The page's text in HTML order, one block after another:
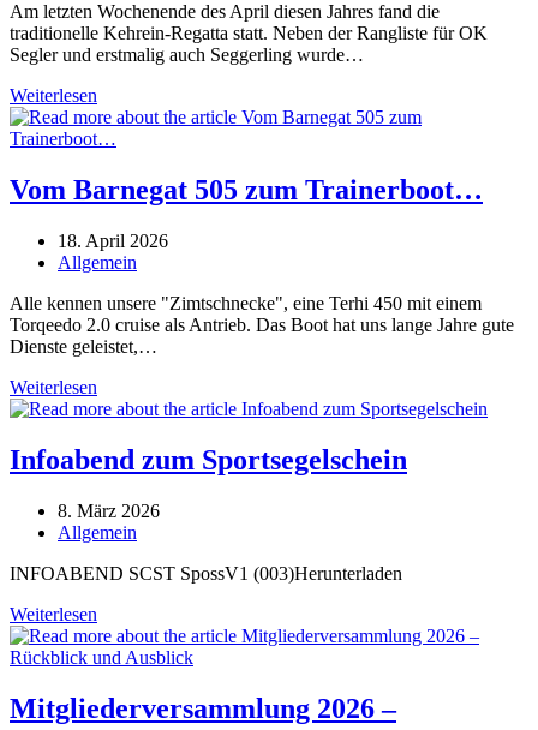
Am letzten Wochenende des April diesen Jahres fand die
traditionelle Kehrein-Regatta statt. Neben der Rangliste für OK
Segler und erstmalig auch Seggerling wurde…
Weiterlesen
Regatta
–
Vom Barnegat 505 zum Trainerboot…
Beitrag
veröffentlicht:
18. April 2026
Beitrags-
Allgemein
Alle kennen unsere "Zimtschnecke", eine Terhi 450 mit einem
Torqeedo 2.0 cruise als Antrieb. Das Boot hat uns lange Jahre gute
Dienste geleistet,…
Weiterlesen
Barnegat
zum
Trainerboot…
Infoabend zum Sportsegelschein
Beitrag
veröffentlicht:
8. März 2026
Beitrags-
Allgemein
INFOABEND SCST SpossV1 (003)Herunterladen
Weiterlesen
zum
Sportsegelschein
Mitgliederversammlung 2026 –